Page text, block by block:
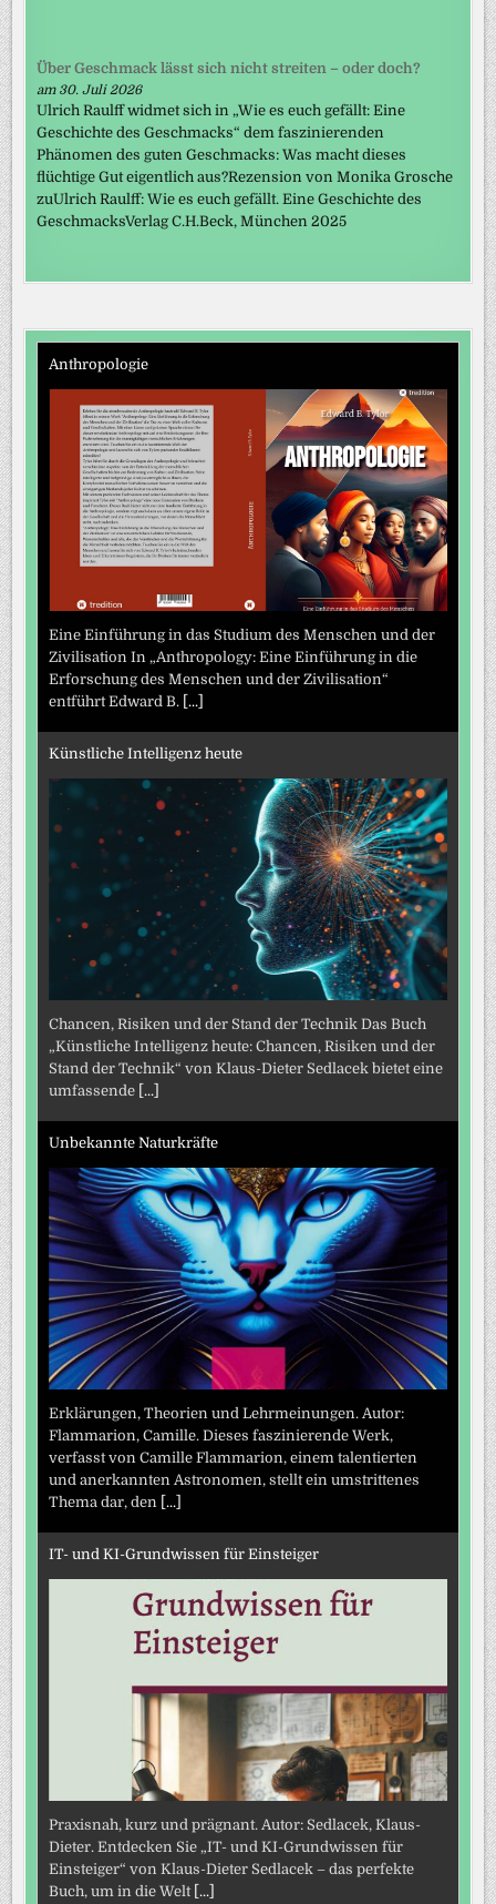
Über Geschmack lässt sich nicht streiten – oder doch?
am 30. Juli 2026
Ulrich Raulff widmet sich in „Wie es euch gefällt: Eine
Geschichte des Geschmacks“ dem faszinierenden
Phänomen des guten Geschmacks: Was macht dieses
flüchtige Gut eigentlich aus?Rezension von Monika Grosche
zuUlrich Raulff: Wie es euch gefällt. Eine Geschichte des
GeschmacksVerlag C.H.Beck, München 2025
Anthropologie
Eine Einführung in das Studium des Menschen und der
Zivilisation In „Anthropology: Eine Einführung in die
Erforschung des Menschen und der Zivilisation“
entführt Edward B. [...]
Künstliche Intelligenz heute
Chancen, Risiken und der Stand der Technik Das Buch
„Künstliche Intelligenz heute: Chancen, Risiken und der
Stand der Technik“ von Klaus-Dieter Sedlacek bietet eine
umfassende [...]
Unbekannte Naturkräfte
Erklärungen, Theorien und Lehrmeinungen. Autor:
Flammarion, Camille. Dieses faszinierende Werk,
verfasst von Camille Flammarion, einem talentierten
und anerkannten Astronomen, stellt ein umstrittenes
Thema dar, den [...]
IT- und KI-Grundwissen für Einsteiger
Praxisnah, kurz und prägnant. Autor: Sedlacek, Klaus-
Dieter. Entdecken Sie „IT- und KI-Grundwissen für
Einsteiger“ von Klaus-Dieter Sedlacek – das perfekte
Buch, um in die Welt [...]